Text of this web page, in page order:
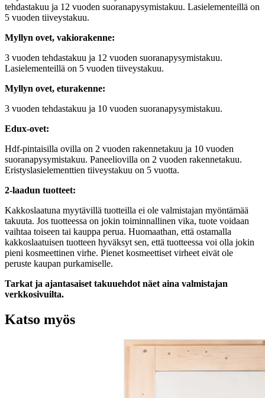
tehdastakuu ja 12 vuoden suoranapysymistakuu. Lasielementeillä on
5 vuoden tiiveystakuu.
Myllyn ovet, vakiorakenne:
3 vuoden tehdastakuu ja 12 vuoden suoranapysymistakuu.
Lasielementeillä on 5 vuoden tiiveystakuu.
Myllyn ovet, eturakenne:
3 vuoden tehdastakuu ja 10 vuoden suoranapysymistakuu.
Edux-ovet:
Hdf-pintaisilla ovilla on 2 vuoden rakennetakuu ja 10 vuoden
suoranapysymistakuu. Paneeliovilla on 2 vuoden rakennetakuu.
Eristyslasielementtien tiiveystakuu on 5 vuotta.
2-laadun tuotteet:
Kakkoslaatuna myytävillä tuotteilla ei ole valmistajan myöntämää
takuuta. Jos tuotteessa on jokin toiminnallinen vika, tuote voidaan
vaihtaa toiseen tai kauppa perua. Huomaathan, että ostamalla
kakkoslaatuisen tuotteen hyväksyt sen, että tuotteessa voi olla jokin
pieni kosmeettinen virhe. Pienet kosmeettiset virheet eivät ole
peruste kaupan purkamiselle.
Tarkat ja ajantasaiset takuuehdot näet aina valmistajan
verkkosivuilta.
Katso myös